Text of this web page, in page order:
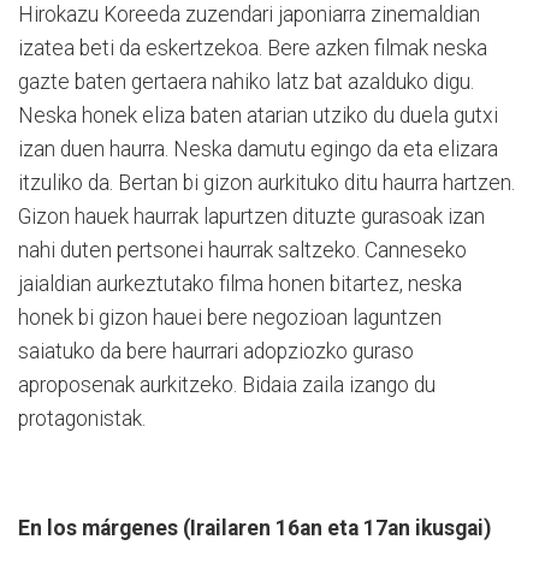
Hirokazu Koreeda zuzendari japoniarra zinemaldian
izatea beti da eskertzekoa. Bere azken filmak neska
gazte baten gertaera nahiko latz bat azalduko digu.
Neska honek eliza baten atarian utziko du duela gutxi
izan duen haurra. Neska damutu egingo da eta elizara
itzuliko da. Bertan bi gizon aurkituko ditu haurra hartzen.
Gizon hauek haurrak lapurtzen dituzte gurasoak izan
nahi duten pertsonei haurrak saltzeko. Canneseko
jaialdian aurkeztutako filma honen bitartez, neska
honek bi gizon hauei bere negozioan laguntzen
saiatuko da bere haurrari adopziozko guraso
aproposenak aurkitzeko. Bidaia zaila izango du
protagonistak.
En los márgenes (Irailaren 16an eta 17an ikusgai)